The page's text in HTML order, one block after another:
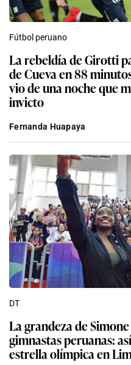
Fútbol peruano
La rebeldía de Girotti
de Cueva en 88
vio de una noche que
invicto
Fernanda Huapaya
DT
La grandeza de
gimnastas peruanas:
estrella olímpica en